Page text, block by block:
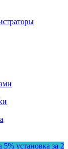
5% установка за 2